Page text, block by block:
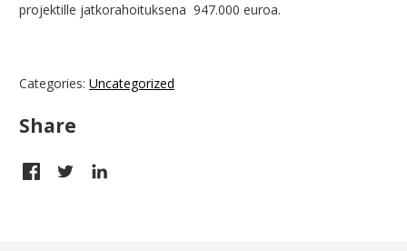
projektille jatkorahoituksena 947.000 euroa.
Categories: Uncategorized
Share